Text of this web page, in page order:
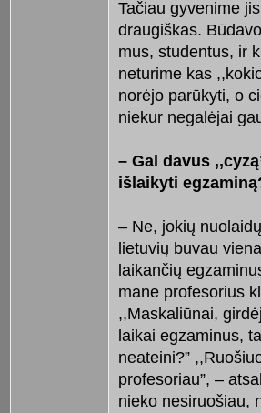
Tačiau gyvenime
draugiškas.
mus, studentus, ir
neturime kas
norėjo parūkyti, o
niekur negalėjai
– Gal davus
išlaikyti
– Ne, jokių
lietuvių buvau
laikančių
mane profesorius
,,Maskaliūnai,
laikai egzaminus,
neateini?”
profesoriau”, –
nieko nesiruošiau,